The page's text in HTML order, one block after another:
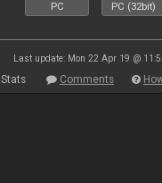
PC PC (32bit)
Last update: Mon 22 Apr 19 @
Stats Comments